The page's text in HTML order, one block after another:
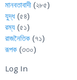
মানবতাবাদী (২৮৫)
যুদ্ধ (৫৪)
রম্য (৫১)
রাজনৈতিক (৭১)
রূপক (৩৩০)
Log In